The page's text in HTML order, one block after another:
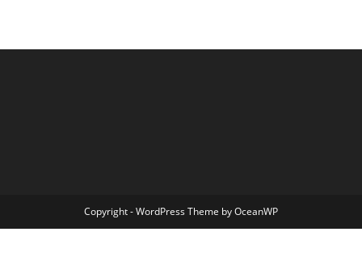
Copyright - WordPress Theme by OceanWP